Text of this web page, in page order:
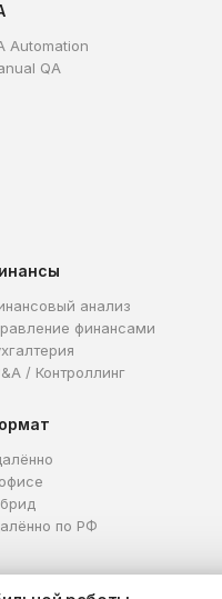
Automation
QA
анализ
финансами
/ Контроллинг
по РФ